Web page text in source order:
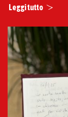
Leggi tutto